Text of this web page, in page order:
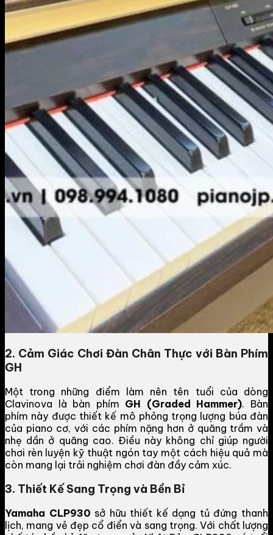
2. Cảm Giác Chơi Đàn Chân Thực với Bàn Phím
GH
Một trong những điểm làm nên tên tuổi của dòng
Clavinova là bàn phím GH (Graded Hammer). Bàn
phím này được thiết kế mô phỏng trọng lượng búa đàn
của piano cơ, với các phím nặng hơn ở quãng trầm và
nhẹ dần ở quãng cao. Điều này không chỉ giúp người
chơi rèn luyện kỹ thuật ngón tay một cách hiệu quả mà
còn mang lại trải nghiệm chơi đàn đầy cảm xúc.
3. Thiết Kế Sang Trọng và Bền Bỉ
Yamaha CLP930 sở hữu thiết kế dạng tủ đứng thanh
lịch, mang vẻ đẹp cổ điển và sang trọng. Với chất lượng